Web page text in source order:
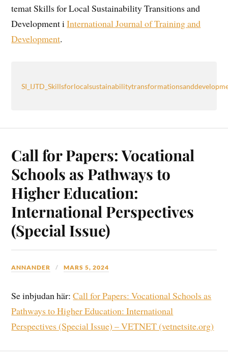
temat Skills for Local Sustainability Transitions and
Development iInternational Journal of Training and
Development.
Call for Papers: Vocational
Schools as Pathways to
Higher Education:
International Perspectives
(Special Issue)
ANNANDER MARS 5, 2024
Se inbjudan här:Call for Papers: Vocational Schools as
Pathways to Higher Education: International
Perspectives (Special Issue) – VETNET (vetnetsite.org)